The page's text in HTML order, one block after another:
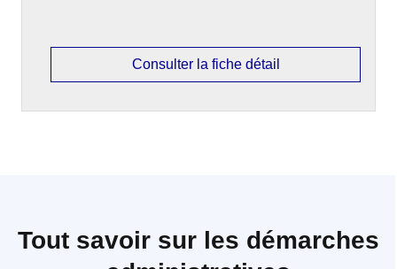
Consulter la fiche détail
Tout savoir sur les démarches